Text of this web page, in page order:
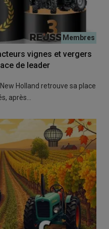
vignes et vergers
de leader
Holland retrouve sa place
après…